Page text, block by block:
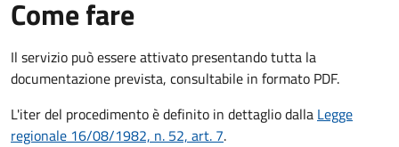
Come fare
Il servizio può essere attivato presentando tutta la
documentazione prevista, consultabile in formato PDF.
L'iter del procedimento è definito in dettaglio dalla Legge
regionale 16/08/1982, n. 52, art. 7.